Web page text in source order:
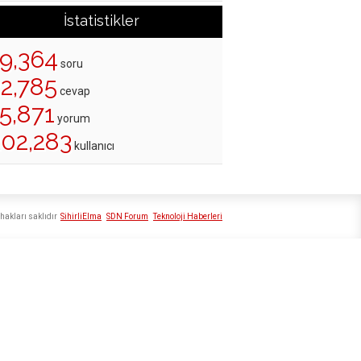
İstatistikler
soru
cevap
yorum
kullanıcı
SihirliElma SDN Forum Teknoloji Haberleri
saklıdır